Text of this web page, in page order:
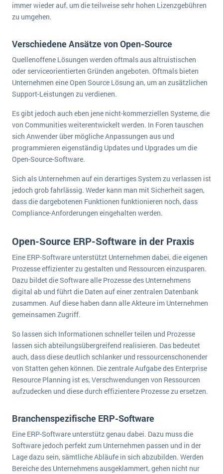
SAP investiert mit zwei strategischen Übernahmen in Enterprise-KI
NACHRICHTENARCHIV
immer wieder auf, um die teilweise sehr hohen Lizenzgebühren
zu umgehen.
Verschiedene Ansätze von Open-Source
Quellenoffene Lösungen werden oftmals aus altruistischen
oder serviceorientierten Gründen angeboten. Oftmals bieten
Unternehmen eine Open Source Lösung an, um an zusätzlichen
Support-Leistungen zu verdienen.
Es gibt jedoch auch eben jene nicht-kommerziellen Systeme, die
von Communities weiterentwickelt werden. In Foren tauschen
sich Anwender über mögliche Anpassungen aus und
programmieren eigenständig Updates und Upgrades um die
Open-Source-Software.
Sich als Unternehmen auf ein derartiges System zu verlassen ist
jedoch grob fahrlässig. Weder kann man mit Sicherheit sagen,
dass die dargebotenen Funktionen funktionieren noch, dass
Compliance-Anforderungen eingehalten werden.
Open-Source ERP-Software in der Praxis
Eine ERP-Software unterstützt Unternehmen dabei, die eigenen
Prozesse effizienter zu gestalten und Ressourcen einzusparen.
Dazu bildet die Software alle Prozesse des Unternehmens
digital ab und führt die Daten auf einer zentralen Datenbank
zusammen. Auf diese haben dann alle Akteure im Unternehmen
gemeinsamen Zugriff.
So lassen sich Informationen schneller teilen und Prozesse
lassen sich abteilungsübergreifend realisieren. Das bedeutet
auch, dass diese deutlich schlanker und ressourcenschonender
von Statten gehen können. Die zentrale Aufgabe des Enterprise
Resource Planning ist es, Verschwendungen von Ressourcen
aufzudecken und diese durch effizientere Prozesse zu ersetzen.
Branchenspezifische ERP-Software
Eine ERP-Software unterstütz genau dabei. Dazu muss die
Software jedoch perfekt zum Unternehmen passen und in der
Lage dazu sein, sämtliche Abläufe in sich abzubilden. Werden
Bereiche des Unternehmens ausgeklammert, gehen nicht nur